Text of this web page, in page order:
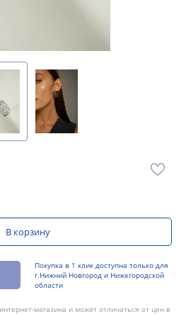
В корзину
Покупка в 1 клик доступна только для
г.Нижний Новгород и Нижегородской
области
магазина и может отличаться от цен в